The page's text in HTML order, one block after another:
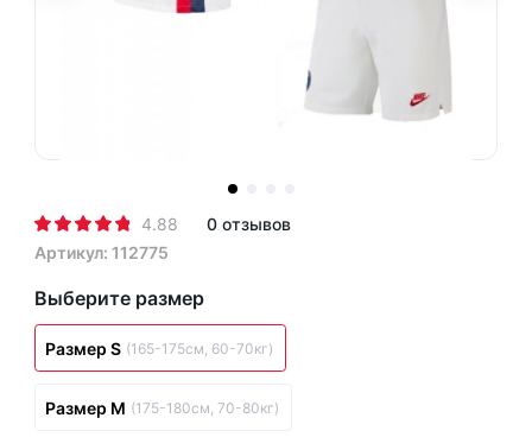
4.88
0 отзывов
Артикул: 112775
Выберите размер
Размер S (165-175см, 60-70кг)
Размер M (175-180см, 70-80кг)